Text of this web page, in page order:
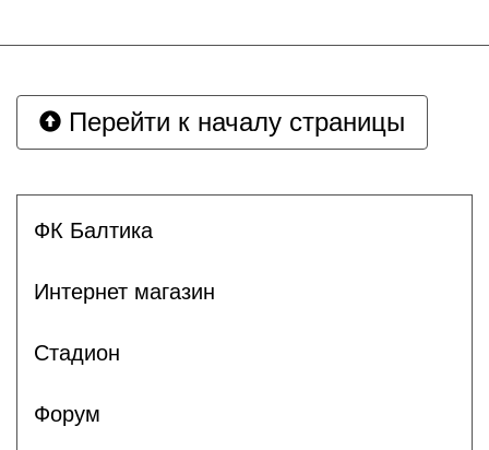
Перейти к началу страницы
ФК Балтика
Интернет магазин
Стадион
Форум